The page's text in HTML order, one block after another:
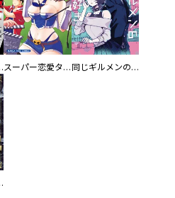
本版】 スーパー恋愛タイム！～現場でドＳな彼女は自宅でデレる～ 同じギルメンの声が好き
エスト